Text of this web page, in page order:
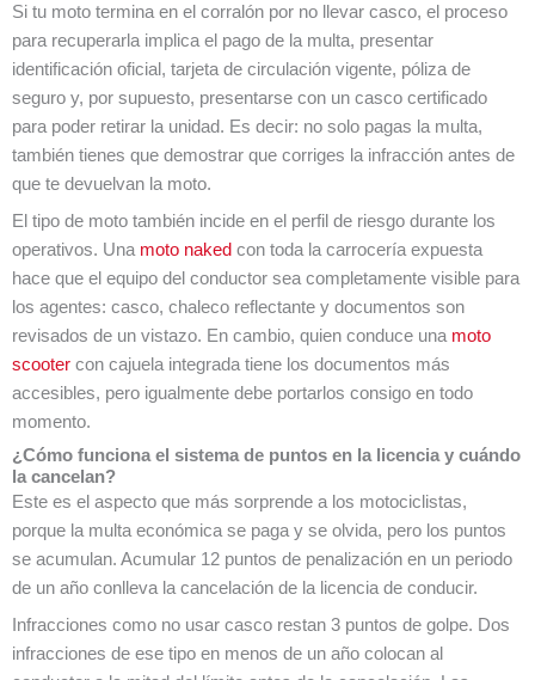
Si tu moto termina en el corralón por no llevar casco, el proceso
para recuperarla implica el pago de la multa, presentar
identificación oficial, tarjeta de circulación vigente, póliza de
seguro y, por supuesto, presentarse con un casco certificado
para poder retirar la unidad. Es decir: no solo pagas la multa,
también tienes que demostrar que corriges la infracción antes de
que te devuelvan la moto.
El tipo de moto también incide en el perfil de riesgo durante los
operativos. Una moto naked con toda la carrocería expuesta
hace que el equipo del conductor sea completamente visible para
los agentes: casco, chaleco reflectante y documentos son
revisados de un vistazo. En cambio, quien conduce una moto
scooter con cajuela integrada tiene los documentos más
accesibles, pero igualmente debe portarlos consigo en todo
momento.
¿Cómo funciona el sistema de puntos en la licencia y cuándo
la cancelan?
Este es el aspecto que más sorprende a los motociclistas,
porque la multa económica se paga y se olvida, pero los puntos
se acumulan. Acumular 12 puntos de penalización en un periodo
de un año conlleva la cancelación de la licencia de conducir.
Infracciones como no usar casco restan 3 puntos de golpe. Dos
infracciones de ese tipo en menos de un año colocan al